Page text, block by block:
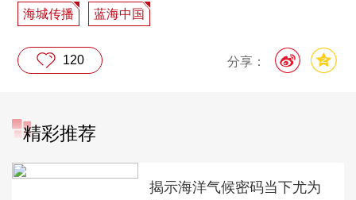
海城传播 蓝海中国
分享：
120
精彩推荐
揭示海洋气候密码当下尤为